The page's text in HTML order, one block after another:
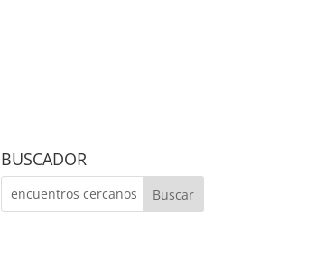
BUSCADOR